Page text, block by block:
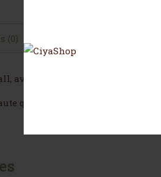
(0)
avec ce tableau best qualité,
qualité sur toile avec des